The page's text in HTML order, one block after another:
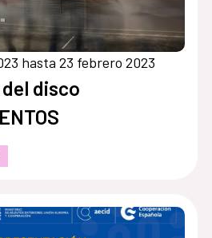
hasta 23 febrero 2023
disco